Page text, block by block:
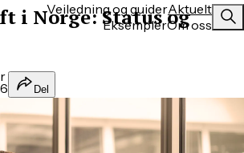
Veiledning og guiderAktuelt
EksemplerOm oss
i Norge: Status og
Del